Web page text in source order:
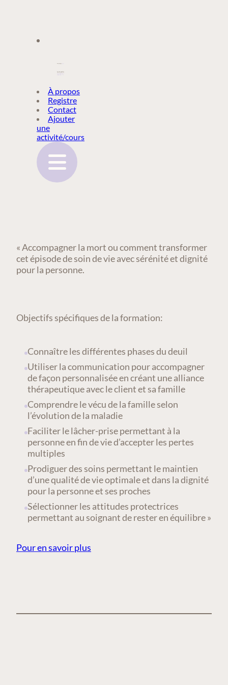
REGISTRE
CONTACT
À propos
Registre
Contact
Ajouter
une
activité/cours
« Accompagner la mort ou comment transformer
cet épisode de soin de vie avec sérénité et dignité
pour la personne.
Objectifs spécifiques de la formation:
Connaître les différentes phases du deuil
Utiliser la communication pour accompagner
de façon personnalisée en créant une alliance
thérapeutique avec le client et sa famille
Comprendre le vécu de la famille selon
l’évolution de la maladie
Faciliter le lâcher-prise permettant à la
personne en fin de vie d’accepter les pertes
multiples
Prodiguer des soins permettant le maintien
d’une qualité de vie optimale et dans la dignité
pour la personne et ses proches
Sélectionner les attitudes protectrices
permettant au soignant de rester en équilibre »
Pour en savoir plus